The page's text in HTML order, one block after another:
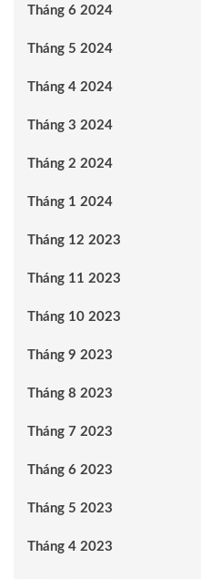
Tháng 6 2024
Tháng 5 2024
Tháng 4 2024
Tháng 3 2024
Tháng 2 2024
Tháng 1 2024
Tháng 12 2023
Tháng 11 2023
Tháng 10 2023
Tháng 9 2023
Tháng 8 2023
Tháng 7 2023
Tháng 6 2023
Tháng 5 2023
Tháng 4 2023